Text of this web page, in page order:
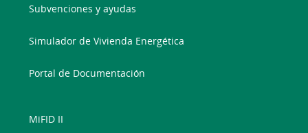
Subvenciones y ayudas
Simulador de Vivienda Energética
Portal de Documentación
MiFID II